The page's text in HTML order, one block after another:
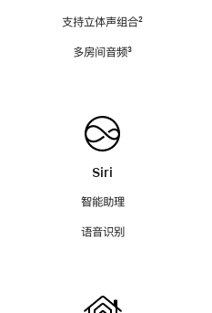
支持立体声组合脚
²
多房间音频脚
³
Siri
智能助理
语音识别